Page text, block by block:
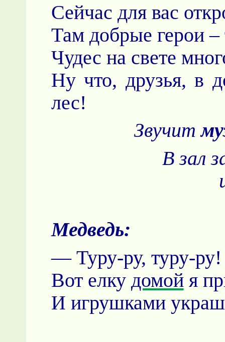
Сейчас для вас
Там добрые герои –
Чудес на свете
Ну что, друзья, в
лес!
Звучит
В зал
Медведь:
— Туру-ру, туру-
Вот елку домойя
И игрушками